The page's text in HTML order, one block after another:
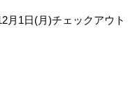
月1日(月)チェックアウト